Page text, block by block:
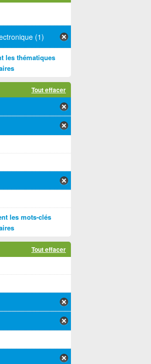
(1)
les thématiques
Tout effacer
les mots-clés
Tout effacer